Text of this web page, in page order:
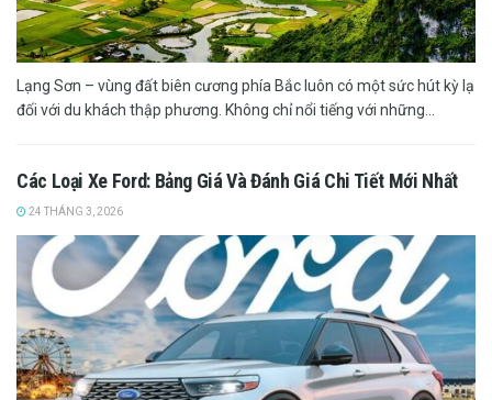
Lạng Sơn – vùng đất biên cương phía Bắc luôn có một sức hút kỳ lạ
đối với du khách thập phương. Không chỉ nổi tiếng với những...
Các Loại Xe Ford: Bảng Giá Và Đánh Giá Chi Tiết Mới Nhất
24 THÁNG 3, 2026